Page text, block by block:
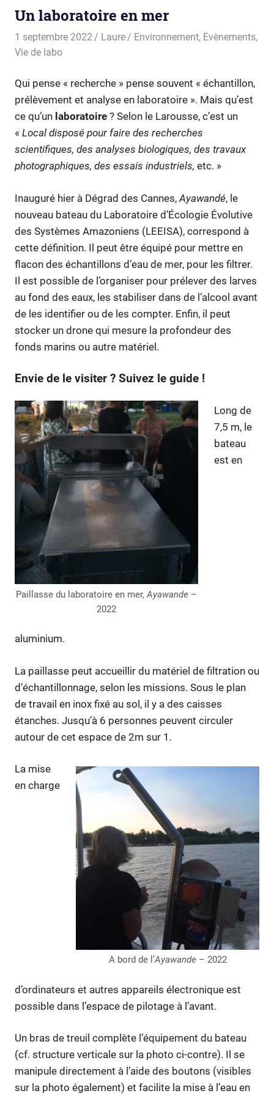
Un laboratoire en mer
1 septembre 2022 Laure Environnement, Evènements,
Vie de labo
Qui pense « recherche » pense souvent « échantillon,
prélèvement et analyse en laboratoire ». Mais qu’est
ce qu’un laboratoire ? Selon le Larousse, c’est un
« Local disposé pour faire des recherches
scientifiques, des analyses biologiques, des travaux
photographiques, des essais industriels, etc. »
Inauguré hier à Dégrad des Cannes, Ayawandé, le
nouveau bateau du Laboratoire d’Écologie Évolutive
des Systèmes Amazoniens (LEEISA), correspond à
cette définition. Il peut être équipé pour mettre en
flacon des échantillons d’eau de mer, pour les filtrer.
Il est possible de l’organiser pour prélever des larves
au fond des eaux, les stabiliser dans de l’alcool avant
de les identifier ou de les compter. Enfin, il peut
stocker un drone qui mesure la profondeur des
fonds marins ou autre matériel.
Envie de le visiter ? Suivez le guide !
Paillasse du laboratoire en mer,Ayawande –
2022
Long de
7,5 m, le
bateau
est en
aluminium.
La paillasse peut accueillir du matériel de filtration ou
d’échantillonnage, selon les missions. Sous le plan
de travail en inox fixé au sol, il y a des caisses
étanches. Jusqu’à 6 personnes peuvent circuler
autour de cet espace de 2m sur 1.
A bord de l’Ayawande – 2022
La mise
en charge
d’ordinateurs et autres appareils électronique est
possible dans l’espace de pilotage à l’avant.
Un bras de treuil complète l’équipement du bateau
(cf. structure verticale sur la photo ci-contre). Il se
manipule directement à l’aide des boutons (visibles
sur la photo également) et facilite la mise à l’eau en